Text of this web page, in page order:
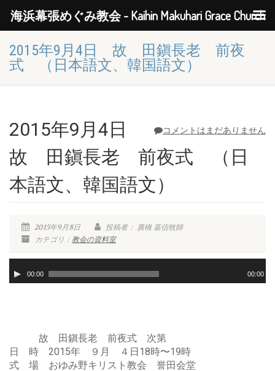
2015年9月4日 故 田鎭長老 前夜
式 （日本語文、韓国語文）
コメントはまだありません
2015年9月4日
故 田鎭長老 前夜式 （日
本語文、韓国語文）
2015年9月8日
投稿者： 廣橋 嘉信牧師
カテゴリ： 教会の資料室
声
ー
00:00 00:00
故 田鎭長老 前夜式 次第
日 時 2015年 ９月 ４日18時〜19時
式 場 おゆみ野キリスト教会 誉田会堂
海浜幕張めぐみ教会 - Kaihin Makuhari Grace Church